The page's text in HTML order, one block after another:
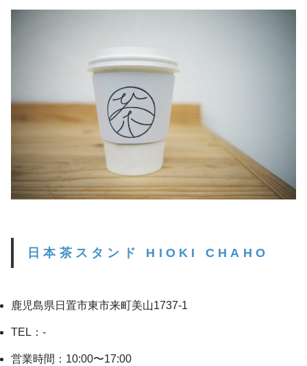
日本茶スタンド HIOKI CHAHO
鹿児島県日置市東市来町美山1737-1
TEL：-
営業時間：10:00〜17:00